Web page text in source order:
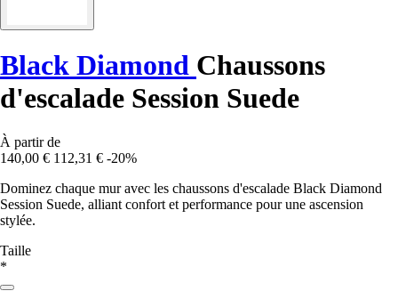
Black Diamond Chaussons
d'escalade Session Suede
À partir de
140,00 € 112,31 € -20%
Dominez chaque mur avec les chaussons d'escalade Black Diamond
Session Suede, alliant confort et performance pour une ascension
stylée.
Taille
*